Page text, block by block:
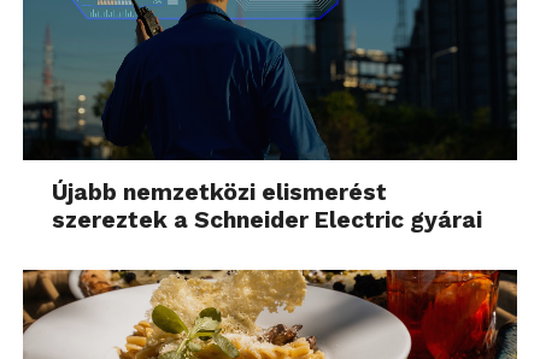
Újabb nemzetközi elismerést
szereztek a Schneider Electric gyárai